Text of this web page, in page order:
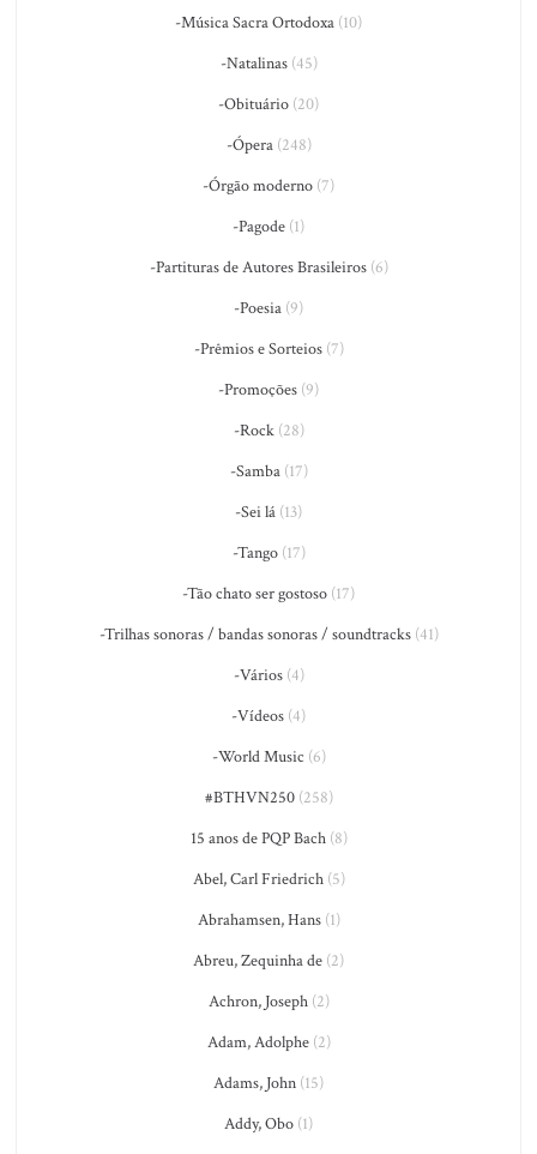
-Música Sacra Ortodoxa (10)
-Natalinas(45)
-Obituário (20)
-Ópera(248)
-Órgão moderno (7)
-Pagode (1)
-Partituras de Autores Brasileiros(6)
-Poesia (9)
-Prêmios e Sorteios(7)
-Promoções (9)
-Rock(28)
-Samba(17)
-Sei lá (13)
-Tango(17)
-Tão chato ser gostoso (17)
-Trilhas sonoras / bandas sonoras / soundtracks(41)
-Vários(4)
-Vídeos (4)
-World Music (6)
#BTHVN250(258)
15 anos de PQP Bach(8)
Abel, Carl Friedrich(5)
Abrahamsen, Hans(1)
Abreu, Zequinha de (2)
Achron, Joseph(2)
Adam, Adolphe(2)
Adams, John (15)
Addy, Obo (1)